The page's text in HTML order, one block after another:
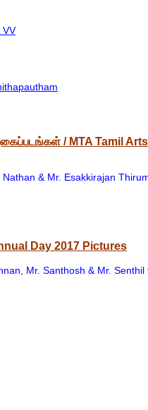
VV
/ MTA Tamil
& Mr. Esakkirajan
Day 2017 Pictures
Mr. Santhosh & Mr. Senthil